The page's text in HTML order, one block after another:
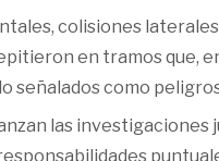
colisiones
en tramos que,
señalados como
las investigaciones